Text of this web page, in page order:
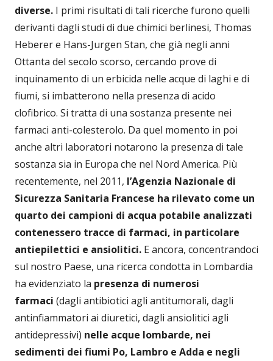
diverse. I primi risultati di tali ricerche furono quelli
derivanti dagli studi di due chimici berlinesi, Thomas
Heberer e Hans-Jurgen Stan, che già negli anni
Ottanta del secolo scorso, cercando prove di
inquinamento di un erbicida nelle acque di laghi e di
fiumi, si imbatterono nella presenza di acido
clofibrico. Si tratta di una sostanza presente nei
farmaci anti-colesterolo. Da quel momento in poi
anche altri laboratori notarono la presenza di tale
sostanza sia in Europa che nel Nord America. Più
recentemente, nel 2011, l’Agenzia Nazionale di
Sicurezza Sanitaria Francese ha rilevato come un
quarto dei campioni di acqua potabile analizzati
contenessero tracce di farmaci, in particolare
antiepilettici e ansiolitici. E ancora, concentrandoci
sul nostro Paese, una ricerca condotta in Lombardia
ha evidenziato la presenza di numerosi
farmaci (dagli antibiotici agli antitumorali, dagli
antinfiammatori ai diuretici, dagli ansiolitici agli
antidepressivi) nelle acque lombarde, nei
sedimenti dei fiumi Po, Lambro e Adda e negli